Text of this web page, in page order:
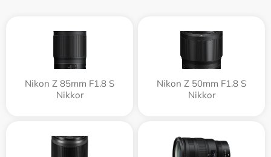
Nikon Z 85mm F1.8 S
Nikkor
Nikon Z 50mm F1.8 S
Nikkor